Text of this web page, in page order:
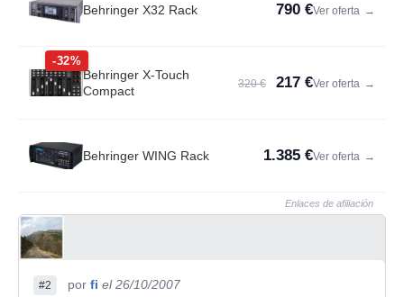
Behringer X32 Rack 790 €Ver oferta →
-32%
Behringer X-Touch
Compact
320 € 217 €Ver oferta →
Behringer WING Rack 1.385 €Ver oferta →
Enlaces de afiliación
#2 por fi el 26/10/2007